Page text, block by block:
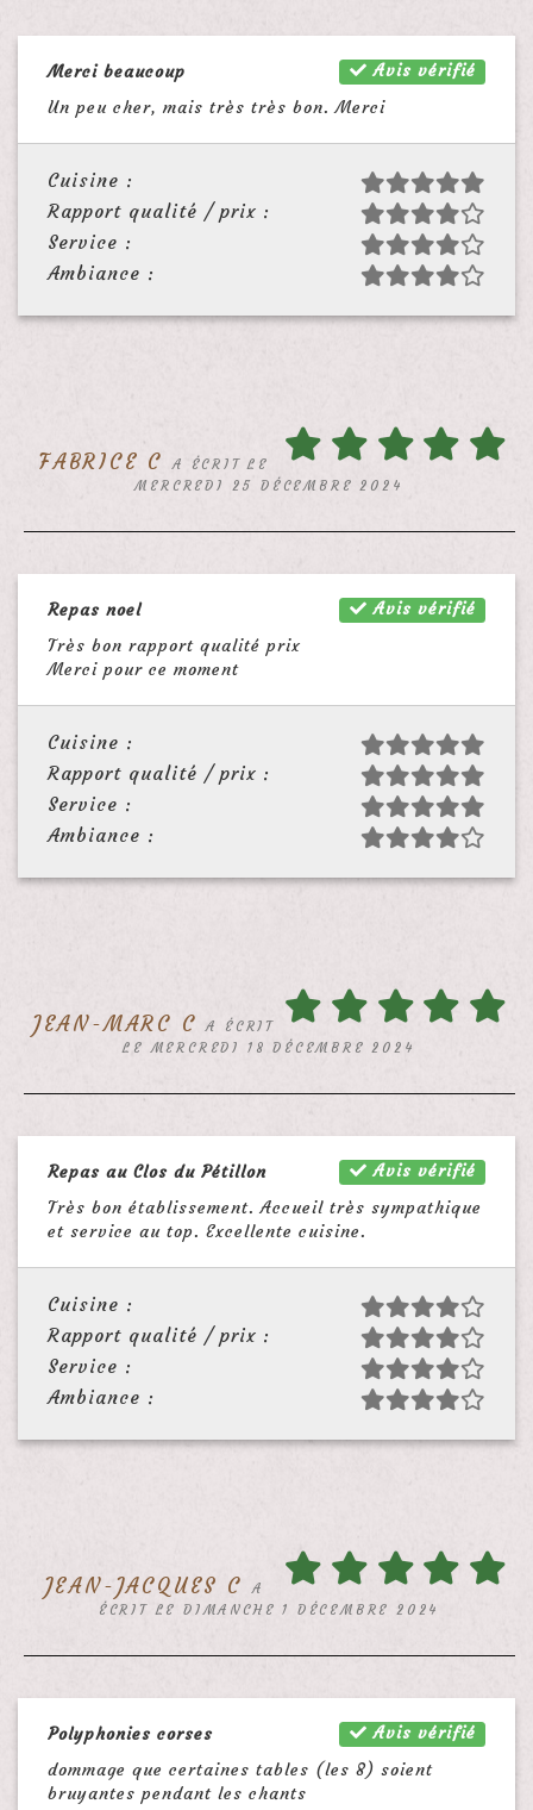
Avis vérifié
Merci beaucoup
Un peu cher, mais très très bon. Merci
Cuisine :
Rapport qualité / prix :
Service :
Ambiance :
FABRICE C
A ÉCRIT LE
MERCREDI 25 DÉCEMBRE 2024
Avis vérifié
Repas noel
Très bon rapport qualité prix
Merci pour ce moment
Cuisine :
Rapport qualité / prix :
Service :
Ambiance :
JEAN-MARC C
A ÉCRIT
LE MERCREDI 18 DÉCEMBRE 2024
Avis vérifié
Repas au Clos du Pétillon
Très bon établissement. Accueil très sympathique
et service au top. Excellente cuisine.
Cuisine :
Rapport qualité / prix :
Service :
Ambiance :
JEAN-JACQUES C
A
ÉCRIT LE DIMANCHE 1 DÉCEMBRE 2024
Avis vérifié
Polyphonies corses
dommage que certaines tables (les 8) soient
bruyantes pendant les chants